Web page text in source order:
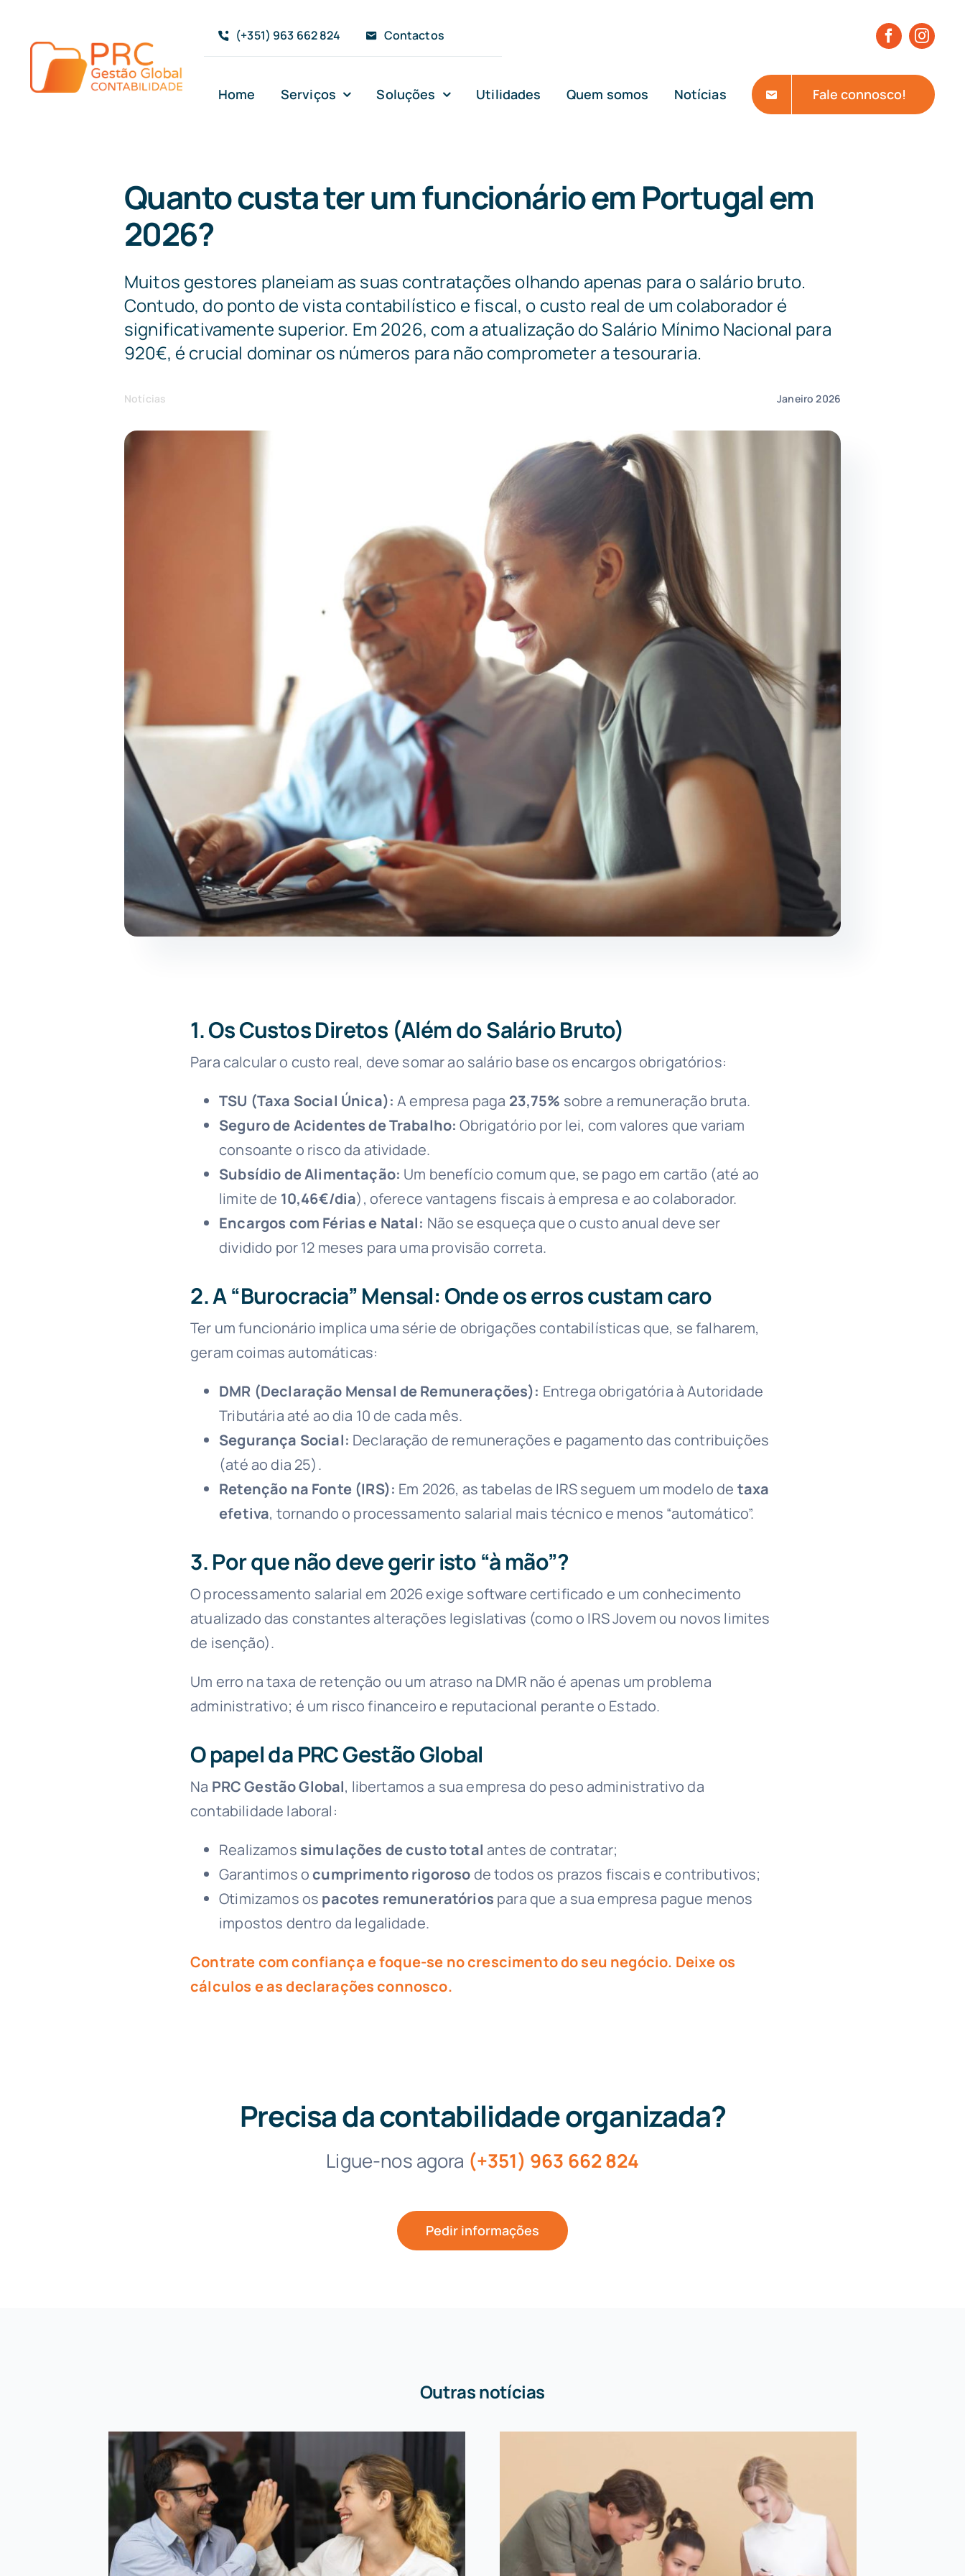
content
(+351) 963 662 824 Contactos
Home Serviços Soluções Utilidades Quem somos Notícias Fale connosco!
Quanto custa ter um funcionário em Portugal em
2026?
Muitos gestores planeiam as suas contratações olhando apenas para o salário bruto.
Contudo, do ponto de vista contabilístico e fiscal, o custo real de um colaborador é
significativamente superior. Em 2026, com a atualização do Salário Mínimo Nacional para
920€, é crucial dominar os números para não comprometer a tesouraria.
Notícias Janeiro 2026
1. Os Custos Diretos (Além do Salário Bruto)
Para calcular o custo real, deve somar ao salário base os encargos obrigatórios:
TSU (Taxa Social Única): A empresa paga 23,75% sobre a remuneração bruta.
Seguro de Acidentes de Trabalho: Obrigatório por lei, com valores que variam
consoante o risco da atividade.
Subsídio de Alimentação: Um benefício comum que, se pago em cartão (até ao
limite de 10,46€/dia), oferece vantagens fiscais à empresa e ao colaborador.
Encargos com Férias e Natal: Não se esqueça que o custo anual deve ser
dividido por 12 meses para uma provisão correta.
2. A “Burocracia” Mensal: Onde os erros custam caro
Ter um funcionário implica uma série de obrigações contabilísticas que, se falharem,
geram coimas automáticas:
DMR (Declaração Mensal de Remunerações): Entrega obrigatória à Autoridade
Tributária até ao dia 10 de cada mês.
Segurança Social: Declaração de remunerações e pagamento das contribuições
(até ao dia 25).
Retenção na Fonte (IRS): Em 2026, as tabelas de IRS seguem um modelo de taxa
efetiva, tornando o processamento salarial mais técnico e menos “automático”.
3. Por que não deve gerir isto “à mão”?
O processamento salarial em 2026 exige software certificado e um conhecimento
atualizado das constantes alterações legislativas (como o IRS Jovem ou novos limites
de isenção).
Um erro na taxa de retenção ou um atraso na DMR não é apenas um problema
administrativo; é um risco financeiro e reputacional perante o Estado.
O papel da PRC Gestão Global
Na PRC Gestão Global, libertamos a sua empresa do peso administrativo da
contabilidade laboral:
Realizamos simulações de custo total antes de contratar;
Garantimos ocumprimento rigorosode todos os prazos fiscais e contributivos;
Otimizamos os pacotes remuneratórios para que a sua empresa pague menos
impostos dentro da legalidade.
Contrate com confiança e foque-se no crescimento do seu negócio. Deixe os
cálculos e as declarações connosco.
Precisa da contabilidade organizada?
Ligue-nos agora (+351) 963 662 824
Pedir informações
Outras notícias